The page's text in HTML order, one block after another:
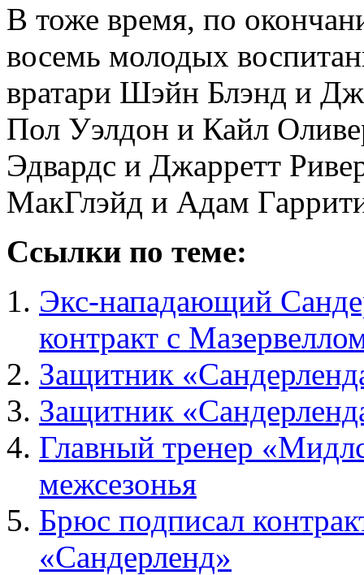
В тоже время, по
восемь молодых
вратари Шэйн Блэнд и
Пол Уэлдон и Кайл
Эдвардс и Джарретт
МакГлэйд и Адам
Ссылки по теме:
Экс-нападающий
контракт с
Защитник
Защитник
Главный тренер
межсезонья
Брюс подписал
«Сандерленд»